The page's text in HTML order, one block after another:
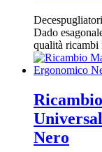
Decespugliatori
Dado
qualità ricambi
Nero